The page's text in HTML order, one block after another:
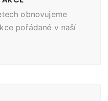
obnovujeme
pořádané v naší